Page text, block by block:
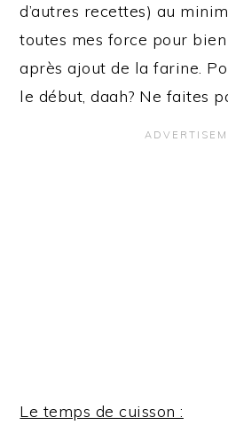
d’autres recettes) au
toutes mes force pour
après ajout de la farine.
le début, daah? Ne faites
Le temps de cuisson :